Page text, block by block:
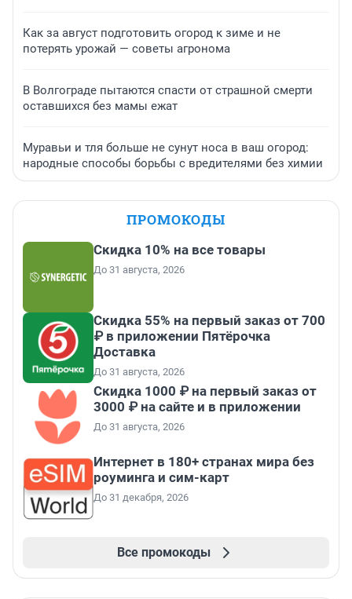
Как за август подготовить огород к зиме и не
потерять урожай — советы агронома
В Волгограде пытаются спасти от страшной смерти
оставшихся без мамы ежат
Муравьи и тля больше не сунут носа в ваш огород:
народные способы борьбы с вредителями без химии
ПРОМОКОДЫ
Скидка 10% на все товары
До 31 августа, 2026
Скидка 55% на первый заказ от 700
₽ в приложении Пятёрочка
Доставка
До 31 августа, 2026
Скидка 1000 ₽ на первый заказ от
3000 ₽ на сайте и в приложении
До 31 августа, 2026
Интернет в 180+ странах мира без
роуминга и сим-карт
До 31 декабря, 2026
Все промокоды